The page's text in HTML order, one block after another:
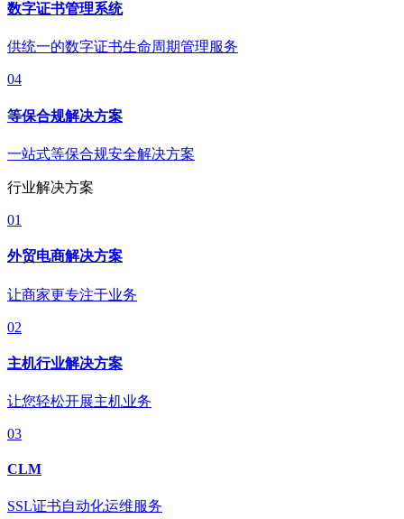
数字证书管理系统
供统一的数字证书生命周期管理服务
04
等保合规解决方案
一站式等保合规安全解决方案
行业解决方案
01
外贸电商解决方案
让商家更专注于业务
02
主机行业解决方案
让您轻松开展主机业务
03
CLM
SSL证书自动化运维服务